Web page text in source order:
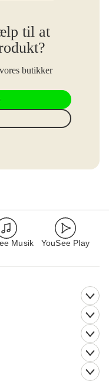
til at
butikker
Musik YouSee Play